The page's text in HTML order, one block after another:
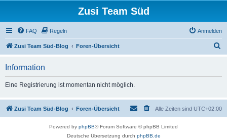
Zusi Team Süd
FAQ Regeln Anmelden
Zusi Team Süd-Blog Foren-Übersicht
Information
Eine Registrierung ist momentan nicht möglich.
Zusi Team Süd-Blog Foren-Übersicht Alle Zeiten sind UTC+02:00
Powered by phpBB® Forum Software © phpBB Limited
Deutsche Übersetzung durch phpBB.de